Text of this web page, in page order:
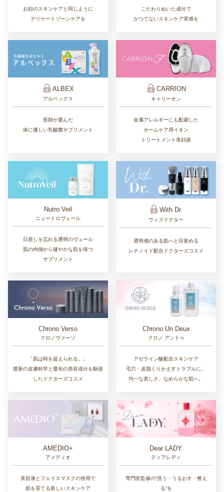
お顔のスキンケアと同じように
デリケートゾーンケアを
こだわりぬいた成分で
かつてないスキンケア実感を
ALBEX
アルベックス
医師が選んだ
体に優しい乳酸菌サプリメント
CARRION
キャリーオン
金属アレルギーにも配慮した
ホームケア用イオン
トリートメント美顔器
Nutro Veil
ニュートロヴェール
日差しを忘れる透明のヴェール
肌の内側から健やかな肌を保つ
サプリメント
With Dr.
ウィズドクター
透明感のある肌へと目覚める
レチノイド配合ドクターズコスメ
Chrono Verso
クロノヴァーソ
「肌は時を超えられる。」
最新の皮膚科学と最旬の美容成分を駆使
したドクターズコスメ
Chrono Un Deux
クロノ アンドゥ
アゼライン酸配合スキンケア
毛穴・皮脂くりかえすトラブルに。
均一な美しさ、なめらかな肌へ。
AMEDIO+
アメディオ
美容液とフェイスマスクの併用で
肌を育てる新しいスキンケア
Dear LADY.
ディアレディ
専門医監修の“洗う・うるおす・整え
る”を